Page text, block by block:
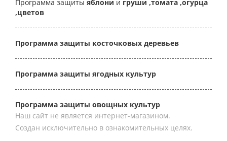
Программа защиты яблони и груши ,томата ,огурца
,цветов
Программа защиты косточковых деревьев
Программа защиты ягодных культур
Программа защиты овощных культур
Наш сайт не является интернет-магазином.
Создан исключительно в ознакомительных целях.